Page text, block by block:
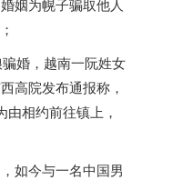
姻为幌子骗取他人
婚， 越南一阮姓女
高院发布通报称，
相约前往镇上，
如今与一名中国男